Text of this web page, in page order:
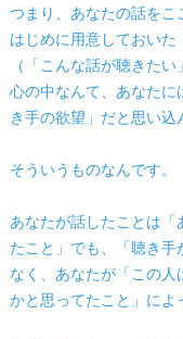
つまり、あなたの話を
はじめに用意しておい
（「こんな話が聴きた
心の中なんて、あなた
き手の欲望」だと思い込
そういうものなんです。
あなたが話したことは
たこと」でも、「聴き
なく、あなたが「この
かと思ってたこと」によ